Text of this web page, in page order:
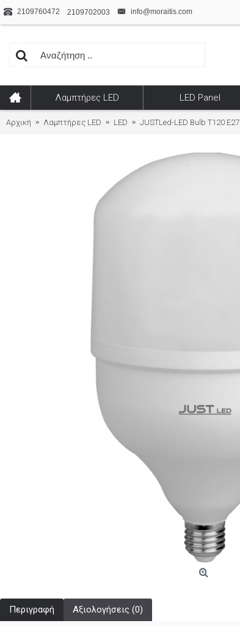
2109760472 2109702003 info@moraitis.com
Λαμπτήρες LED LED Panel
Αρχική Λαμπτήρες LED LED JUSTLed-LED Bulb T120
Περιγραφή Αξιολογήσεις (0)